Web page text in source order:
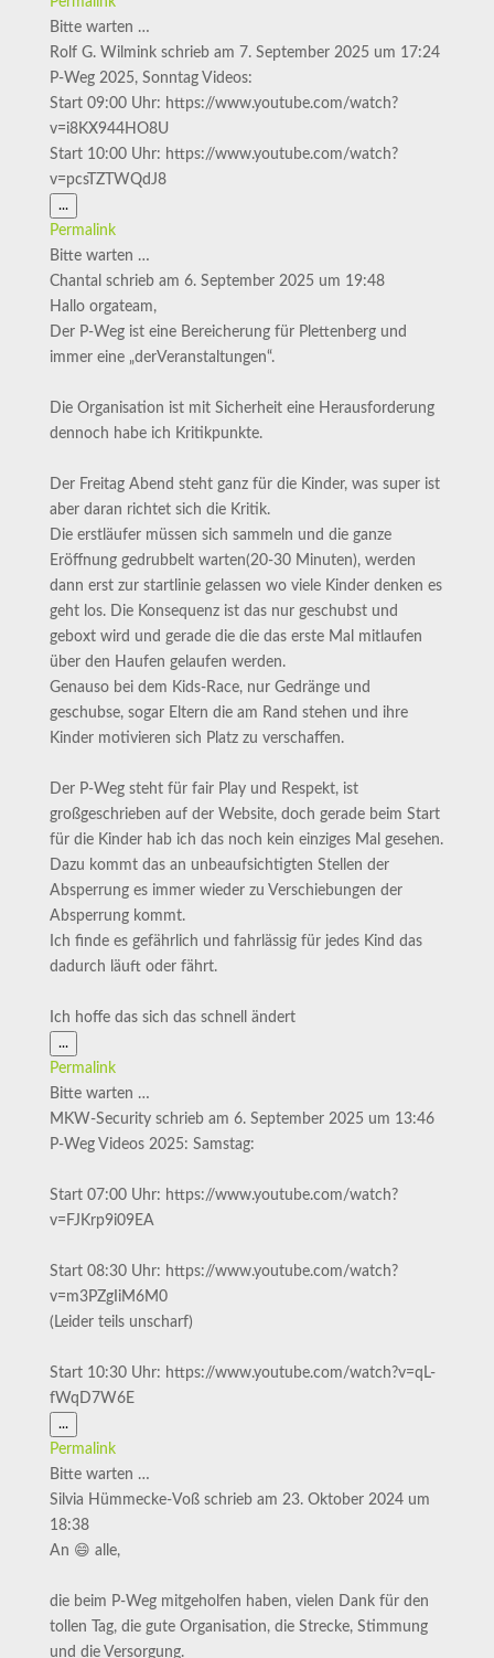
Bitte warten …
Rolf G. Wilmink schrieb am 7. September 2025 um 17:24
P-Weg 2025, Sonntag Videos:
Start 09:00 Uhr: https://www.youtube.com/watch?
v=i8KX944HO8U
Start 10:00 Uhr: https://www.youtube.com/watch?
v=pcsTZTWQdJ8
...Diese
Metabox
Permalink
Bitte warten …
Chantal schrieb am 6. September 2025 um 19:48
Hallo orgateam,
Der P-Weg ist eine Bereicherung für Plettenberg und
immer eine „derVeranstaltungen“.
Die Organisation ist mit Sicherheit eine Herausforderung
dennoch habe ich Kritikpunkte.
Der Freitag Abend steht ganz für die Kinder, was super ist
aber daran richtet sich die Kritik.
Die erstläufer müssen sich sammeln und die ganze
Eröffnung gedrubbelt warten(20-30 Minuten), werden
dann erst zur startlinie gelassen wo viele Kinder denken es
geht los. Die Konsequenz ist das nur geschubst und
geboxt wird und gerade die die das erste Mal mitlaufen
über den Haufen gelaufen werden.
Genauso bei dem Kids-Race, nur Gedränge und
geschubse, sogar Eltern die am Rand stehen und ihre
Kinder motivieren sich Platz zu verschaffen.
Der P-Weg steht für fair Play und Respekt, ist
großgeschrieben auf der Website, doch gerade beim Start
für die Kinder hab ich das noch kein einziges Mal gesehen.
Dazu kommt das an unbeaufsichtigten Stellen der
Absperrung es immer wieder zu Verschiebungen der
Absperrung kommt.
Ich finde es gefährlich und fahrlässig für jedes Kind das
dadurch läuft oder fährt.
Ich hoffe das sich das schnell ändert
...Diese
Metabox
Permalink
Bitte warten …
MKW-Security schrieb am 6. September 2025 um 13:46
P-Weg Videos 2025: Samstag:
Start 07:00 Uhr: https://www.youtube.com/watch?
v=FJKrp9i09EA
Start 08:30 Uhr: https://www.youtube.com/watch?
v=m3PZgIiM6M0
(Leider teils unscharf)
Start 10:30 Uhr: https://www.youtube.com/watch?v=qL-
fWqD7W6E
...Diese
Metabox
Permalink
Bitte warten …
Silvia Hümmecke-Voß schrieb am 23. Oktober 2024 um
18:38
An 😄 alle,
die beim P-Weg mitgeholfen haben, vielen Dank für den
tollen Tag, die gute Organisation, die Strecke, Stimmung
und die Versorgung.